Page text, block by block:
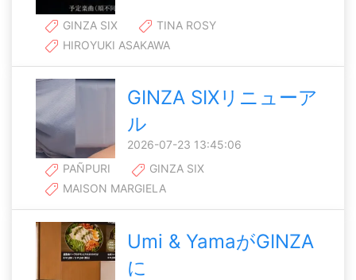
GINZA SIX
TINA ROSY
HIROYUKI ASAKAWA
GINZA SIXリニューア
ル
2026-07-23 13:45:06
PAÑPURI
GINZA SIX
MAISON MARGIELA
Umi & YamaがGINZA
に